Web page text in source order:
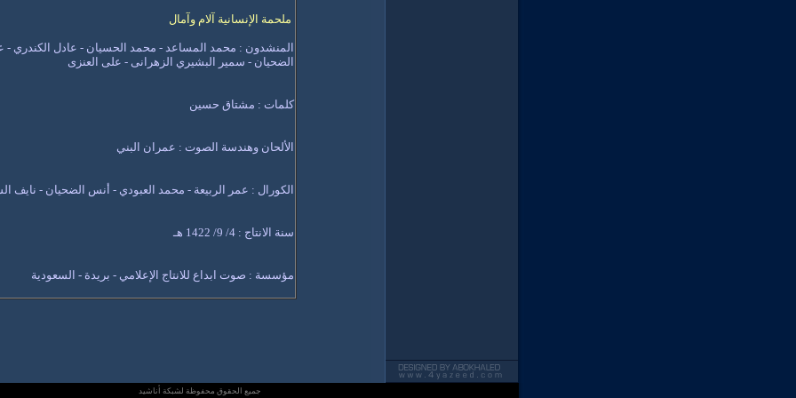
ملحمة الإنسانية آلام وآمال
المنشدون : محمد المساعد - محمد الحسيان - عادل الكندري -
الضحيان - سمير البشيري الزهرانى - على العنزى
كلمات : مشتاق حسين
الألحان وهندسة الصوت : عمران البني
الكورال : عمر الربيعة - محمد العبودي - أنس الضحيان - نايف
سنة الانتاج : 4/ 9/ 1422 هـ
مؤسسة : صوت ابداع للانتاج الإعلامي - بريدة - السعودية
جميع الحقوق محفوظة لشبكة أناشيد